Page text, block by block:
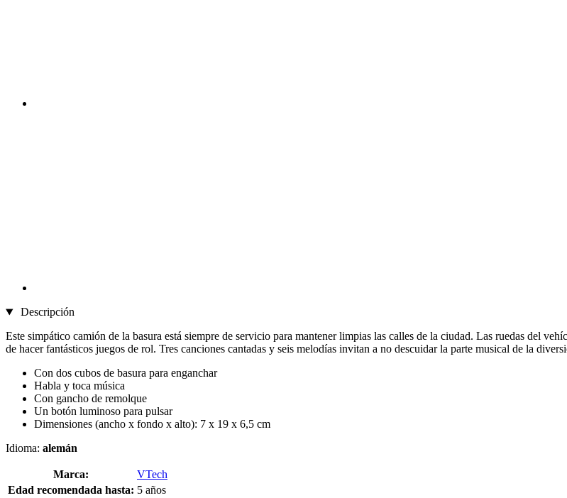
Descripción
Este simpático camión de la basura está siempre de servicio para mantener limpias las calles de la ciudad. Las ruedas del
de hacer fantásticos juegos de rol. Tres canciones cantadas y seis melodías invitan a no descuidar la parte musical de la
Con dos cubos de basura para enganchar
Habla y toca música
Con gancho de remolque
Un botón luminoso para pulsar
Dimensiones (ancho x fondo x alto): 7 x 19 x 6,5 cm
Idioma: alemán
Marca:
VTech
Edad recomendada hasta: 5 años